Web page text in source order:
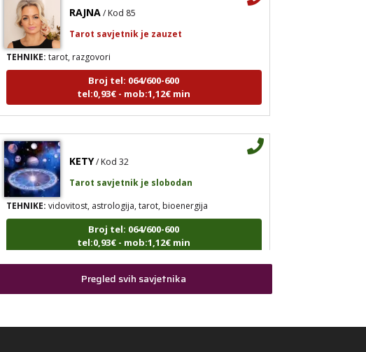
TEHNIKE:tarot, razgovori
Broj tel: 064/600-600
tel:0,93€ - mob:1,12€ min
TEHNIKE:vidovitost, astrologija, tarot, bioenergija
Broj tel: 064/600-600
tel:0,93€ - mob:1,12€ min
Tarot savjetnik je zauzet
Pregled svih savjetnika